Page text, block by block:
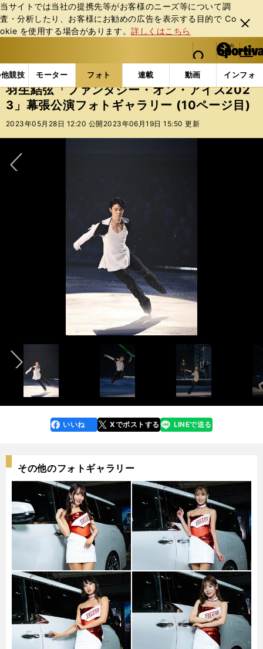
当サイトでは当社の提携先等がお客様のニーズ等について調
査・分析したり、お客様にお勧めの広告を表⽰する⽬的で Co
okie を使⽤する場合があります。詳しくはこちら
閉じ
る
web Sportiva (webスポルティーバ)
検索
マイペ
ー
ジ
メニュ
競技 モーター フォト 連載 動画 インフォ
b
ス
ポ
ル
バ
フォトギャラリー 羽生結弦「ファンタジー・オン・
羽生結弦「ファンタジー・オン・アイス202
3」幕張公演フォトギャラリー (10ページ目)
2023年05月28日 12:20 公開 2023年06月19日 15:50 更新
photo by Noto Sunao/Fantasy on Ice 2023
宮城公演フォトギャラリーを見る＞＞
新潟公演フォトギャラリーを見る＞＞
新潟公演フォトギャラリーを見る＞＞
宮城公演フォトギャラリーを見る＞＞
photo by Noto Sunao/Fantasy on Ice 2023
faceboo
k
いいね Xでポストする
line LINEで送る
その他のフォトギャラリー